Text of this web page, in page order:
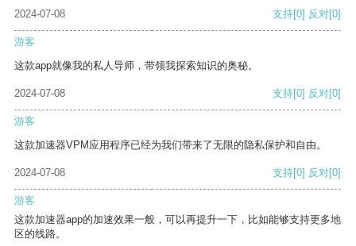
2024-07-08 支持[0] 反对[0]
游客
这款app就像我的私人导师，带领我探索知识的奥秘。
2024-07-08 支持[0] 反对[0]
游客
这款加速器VPM应用程序已经为我们带来了无限的隐私保护和自由。
2024-07-08 支持[0] 反对[0]
游客
这款加速器app的加速效果一般，可以再提升一下，比如能够支持更多地
区的线路。